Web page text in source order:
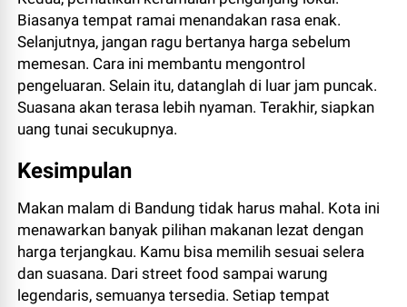
Biasanya tempat ramai menandakan rasa enak.
Selanjutnya, jangan ragu bertanya harga sebelum
memesan. Cara ini membantu mengontrol
pengeluaran. Selain itu, datanglah di luar jam puncak.
Suasana akan terasa lebih nyaman. Terakhir, siapkan
uang tunai secukupnya.
Kesimpulan
Makan malam di Bandung tidak harus mahal. Kota ini
menawarkan banyak pilihan makanan lezat dengan
harga terjangkau. Kamu bisa memilih sesuai selera
dan suasana. Dari street food sampai warung
legendaris, semuanya tersedia. Setiap tempat